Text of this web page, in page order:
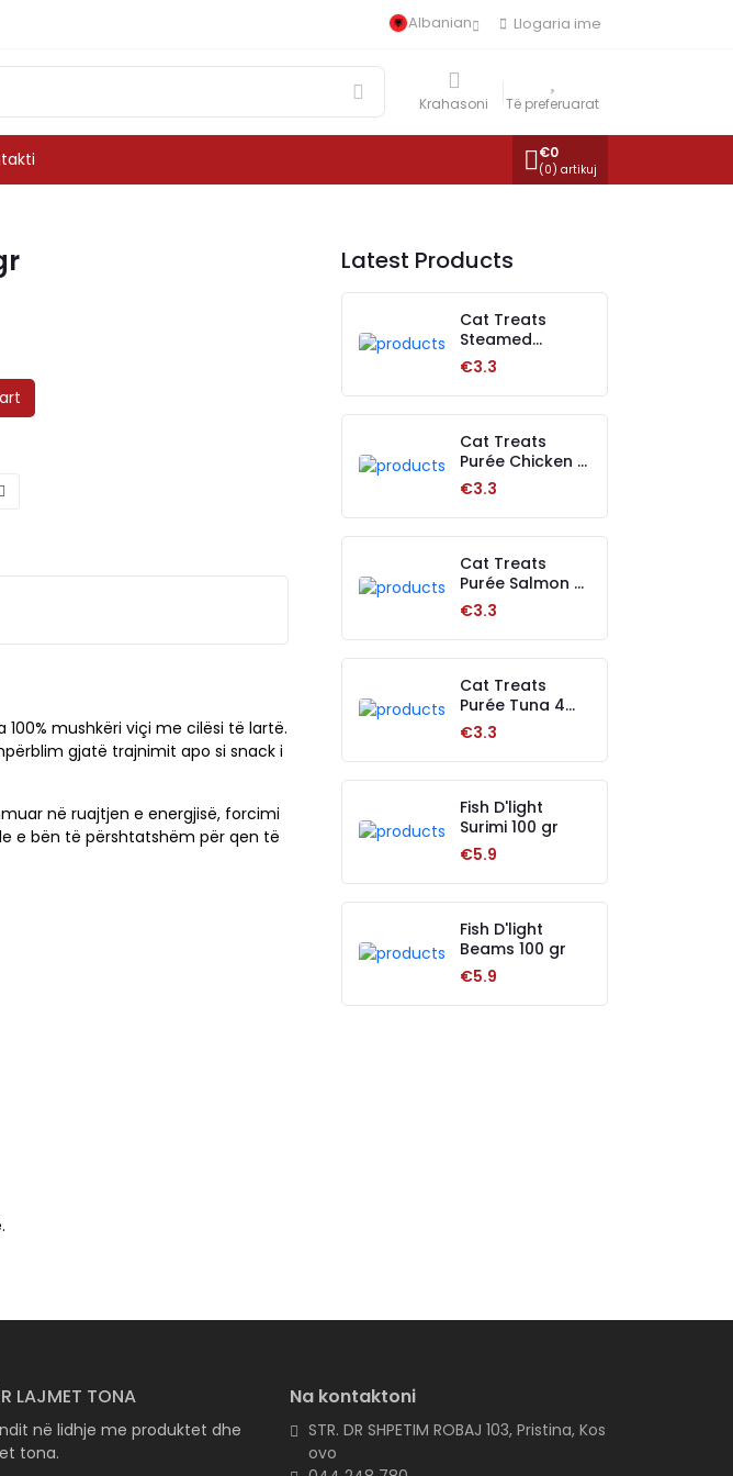
Albanian Llogaria ime
Krahasoni Të preferuarat
€0
(0) artikuj
mushkëri viçi me cilësi të lartë.
gjatë trajnimit apo si snack i
në ruajtjen e energjisë, forcimi
e bën të përshtatshëm për qen të
Latest Products
Cat Treats
Steamed
Shrimp 50 gr
€3.3
Cat Treats
Purée Chicken 4
pcs
€3.3
Cat Treats
Purée Salmon 4
pcs
€3.3
Cat Treats
Purée Tuna 4
pcs
€3.3
Fish D'light
Surimi 100 gr
€5.9
Fish D'light
Beams 100 gr
€5.9
LAJMET TONA
në lidhje me produktet dhe
tona.
Na kontaktoni
STR. DR SHPETIM ROBAJ 103, Pristina, Kos
ovo